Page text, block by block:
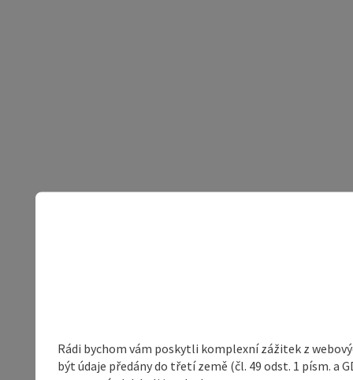
Rádi bychom vám poskytli komplexní zážitek z
být údaje předány do třetí země (čl. 49 odst. 1 písm.